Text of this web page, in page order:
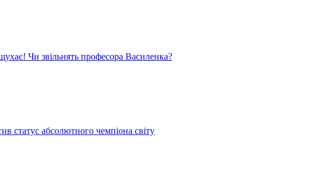
Чи звільнять професора Василенка?
статус абсолютного чемпіона світу